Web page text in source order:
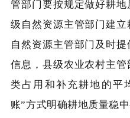
管部门要按规定做好耕
级自然资源主管部门建
自然资源主管部门及时
信息，县级农业农村主
类占用和补充耕地的平
账”方式明确耕地质量稳